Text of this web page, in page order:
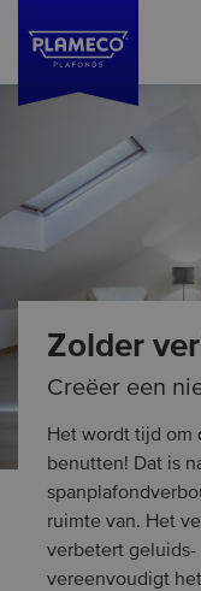
Zolder
Creëer een
Het wordt tijd om
benutten! Dat is
ruimte van. Het
verbetert geluids-
vereenvoudigt